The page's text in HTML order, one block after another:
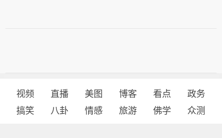
视频 直播 美图 博客 看点
政务
搞笑
八卦 情感 旅游 佛学 众测